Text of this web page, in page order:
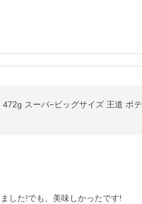
スーパ−ビッグサイズ 王道 ポ